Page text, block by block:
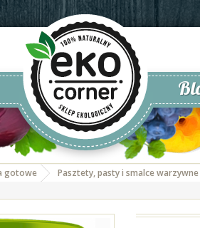
gotowe Pasztety, pasty i smalce warzywne